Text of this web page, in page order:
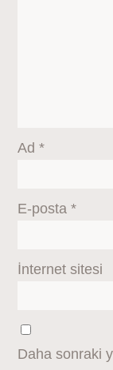
Ad*
E-posta*
İnternet sitesi
Daha sonraki